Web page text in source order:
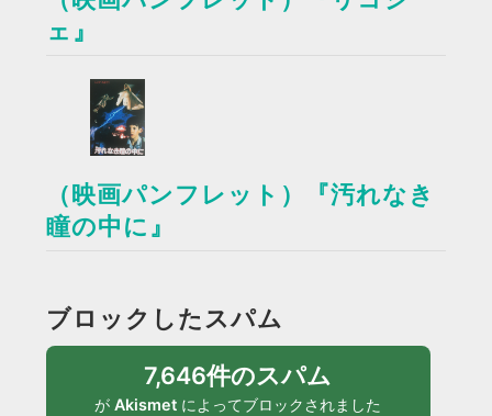
ェ』
（映画パンフレット）『汚れなき
瞳の中に』
ブロックしたスパム
7,646件のスパム
がAkismet によってブロックされました